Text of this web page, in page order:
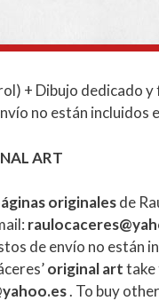
+ Dibujo dedicado
no están incluidos
ART
originalesde
de envío no están
original arttake
. To buy